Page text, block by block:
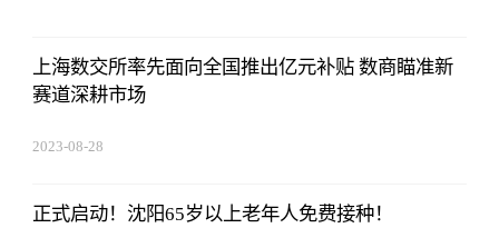
上海数交所率先面向全国推出亿元补贴 数商瞄准新
赛道深耕市场
2023-08-28
正式启动！沈阳65岁以上老年人免费接种！